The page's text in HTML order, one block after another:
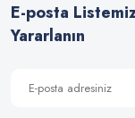
E-posta
Yararlanın